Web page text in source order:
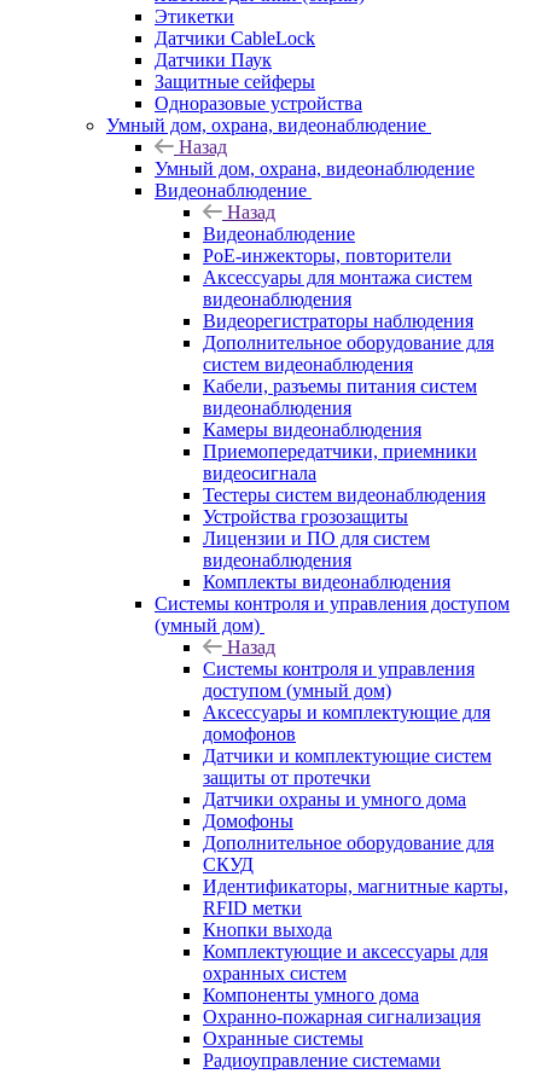
Этикетки
Датчики CableLock
Датчики Паук
Защитные сейферы
Одноразовые устройства
Умный дом, охрана, видеонаблюдение
Назад
Умный дом, охрана, видеонаблюдение
Видеонаблюдение
Назад
Видеонаблюдение
PoE-инжекторы, повторители
Аксессуары для монтажа систем
видеонаблюдения
Видеорегистраторы наблюдения
Дополнительное оборудование для
систем видеонаблюдения
Кабели, разъемы питания систем
видеонаблюдения
Камеры видеонаблюдения
Приемопередатчики, приемники
видеосигнала
Тестеры систем видеонаблюдения
Устройства грозозащиты
Лицензии и ПО для систем
видеонаблюдения
Комплекты видеонаблюдения
Системы контроля и управления доступом
(умный дом)
Назад
Системы контроля и управления
доступом (умный дом)
Аксессуары и комплектующие для
домофонов
Датчики и комплектующие систем
защиты от протечки
Датчики охраны и умного дома
Домофоны
Дополнительное оборудование для
СКУД
Идентификаторы, магнитные карты,
RFID метки
Кнопки выхода
Комплектующие и аксессуары для
охранных систем
Компоненты умного дома
Охранно-пожарная сигнализация
Охранные системы
Радиоуправление системами